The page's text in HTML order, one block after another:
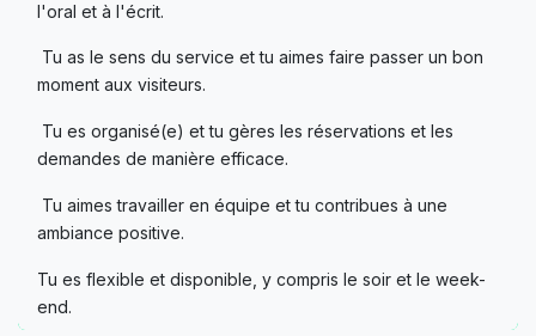
l'oral et à l'écrit.
Tu as le sens du service et tu aimes faire passer un bon
moment aux visiteurs.
Tu es organisé(e) et tu gères les réservations et les
demandes de manière efficace.
Tu aimes travailler en équipe et tu contribues à une
ambiance positive.
Tu es flexible et disponible, y compris le soir et le week-
end.